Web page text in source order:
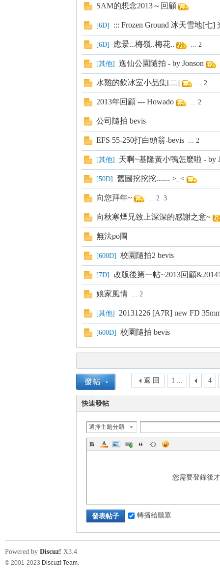
SAM的想念2013～回顧
[6D] ::: Frozen Ground 冰天雪地[七]
[6D] 應景...梅嶺..梅花.. ... 2
[其他] 逸仙公園隨拍 - by Jonson
水雞的飲冰室小品集[二] ... 2
2013年回顧 --- Howado ... 2
公司隨拍 bevis
EFS 55-250打白頭翁-bevis ... 2
[其他] 天啊~基隆黃小鴨怎麼啦 - by
[50D] 舊圖挖挖挖....... >_<
向您拜年~ ... 2 3
向秋寒煙兄致上深深的感謝之意~
無法po圖
[600D] 校園隨拍2 bevis
[7D] 改版後第一帖~2013回顧
娘家風情 ... 2
[其他] 20131226 [A7R] new FD
[600D] 校園隨拍 bevis
1 ... 4
返 回
快速發帖
選擇主題分類
您需要登錄後
發表帖子 轉播給聽眾
Powered by Discuz! X3.4
© 2001-2023 Discuz! Team.